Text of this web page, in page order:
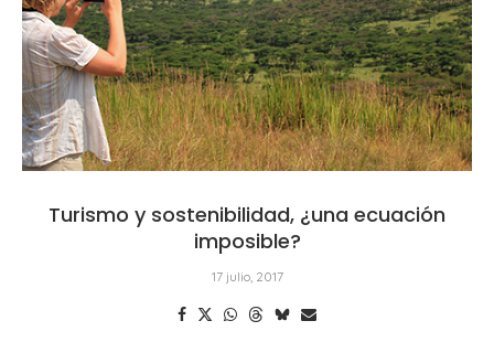
Turismo y sostenibilidad, ¿una ecuación
imposible?
17 julio, 2017